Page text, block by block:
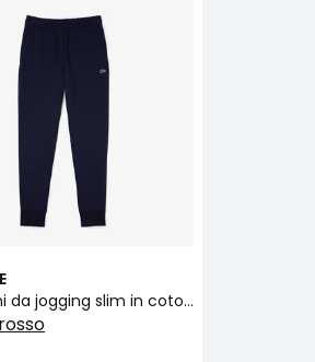
Pantaloni da jogging slim in cotone